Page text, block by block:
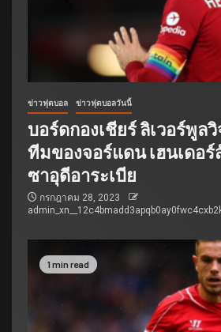
ข่าวฟุตบอล ข่าวฟุตบอลวันนี้
บอร์ดกองเชียร์ ลิเวอร์พูล
ทีมของจอร์แดน เฮนเดอร์
ซาอุดีอาระเบีย
กรกฎาคม 28, 2023
1 min read